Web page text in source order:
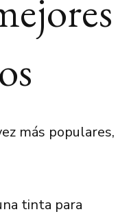
más populares,
tinta para